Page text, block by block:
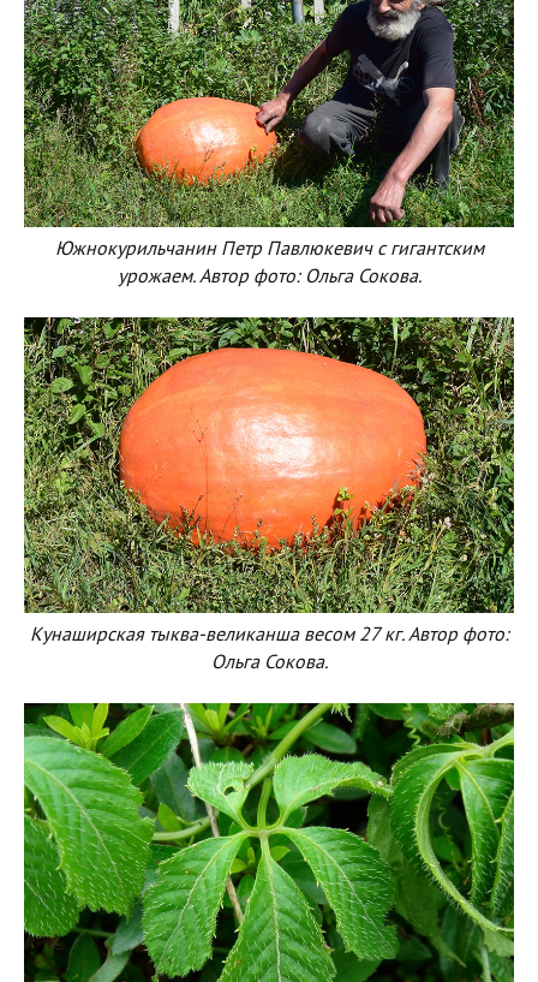
Южнокурильчанин Петр Павлюкевич с гигантским
урожаем. Автор фото: Ольга Сокова.
Кунаширская тыква-великанша весом 27 кг. Автор фото:
Ольга Сокова.